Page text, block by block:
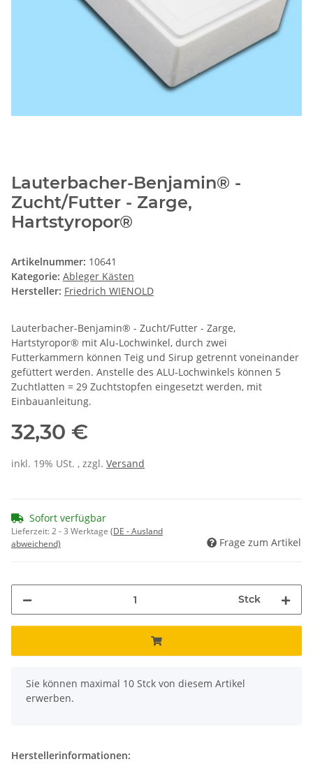
Lauterbacher-Benjamin® -
Zucht/Futter - Zarge,
Hartstyropor®
Artikelnummer: 10641
Kategorie: Ableger Kästen
Hersteller: Friedrich WIENOLD
Lauterbacher-Benjamin® - Zucht/Futter - Zarge,
Hartstyropor® mit Alu-Lochwinkel, durch zwei
Futterkammern können Teig und Sirup getrennt voneinander
gefüttert werden. Anstelle des ALU-Lochwinkels können 5
Zuchtlatten = 29 Zuchtstopfen eingesetzt werden, mit
Einbauanleitung.
32,30 €
inkl. 19% USt. , zzgl. Versand
Sofort verfügbar
Lieferzeit:2 - 3 Werktage (DE - Ausland
abweichend)
Frage zum Artikel
Stck
x
Sie können maximal 10 Stck von diesem Artikel
erwerben.
Herstellerinformationen: